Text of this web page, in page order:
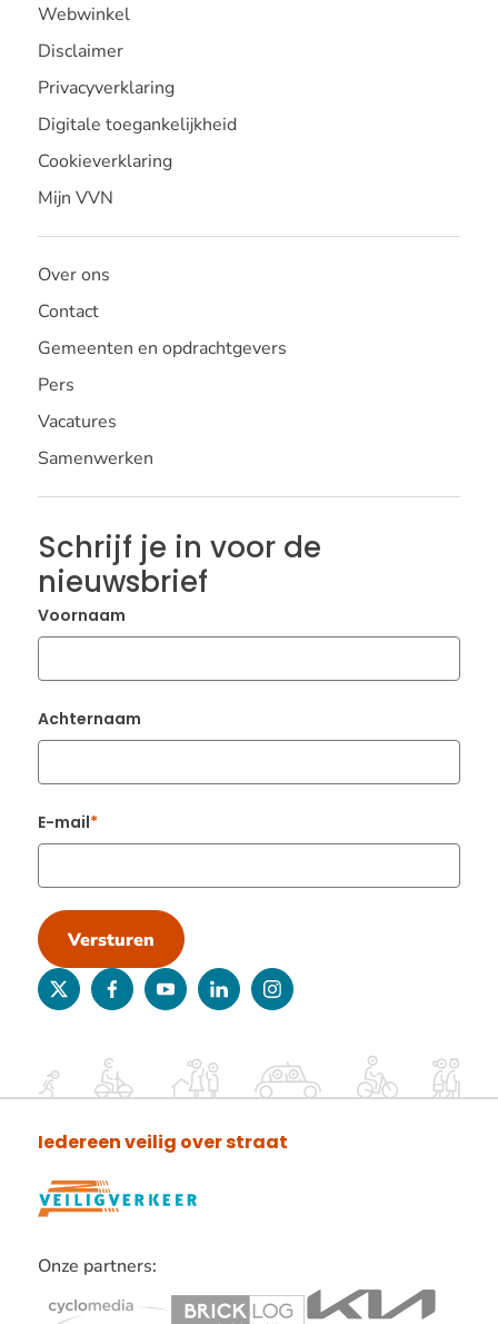
Webwinkel
Disclaimer
Privacyverklaring
Digitale toegankelijkheid
Cookieverklaring
Mijn VVN
Over ons
Contact
Gemeenten en opdrachtgevers
Pers
Vacatures
Samenwerken
Schrijf je in voor de
nieuwsbrief
Voornaam
Achternaam
E-mail
Versturen
twitterfacebookyoutubelinkedininstagram
Iedereen veilig over straat
Onze partners:
Lees